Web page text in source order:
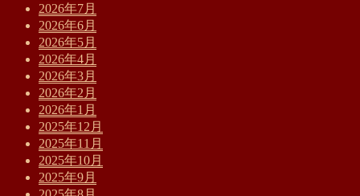
2026年7月
2026年6月
2026年5月
2026年4月
2026年3月
2026年2月
2026年1月
2025年12月
2025年11月
2025年10月
2025年9月